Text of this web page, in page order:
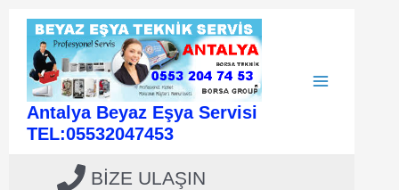
Antalya Beyaz Eşya Servisi
TEL:05532047453
BİZE ULAŞIN